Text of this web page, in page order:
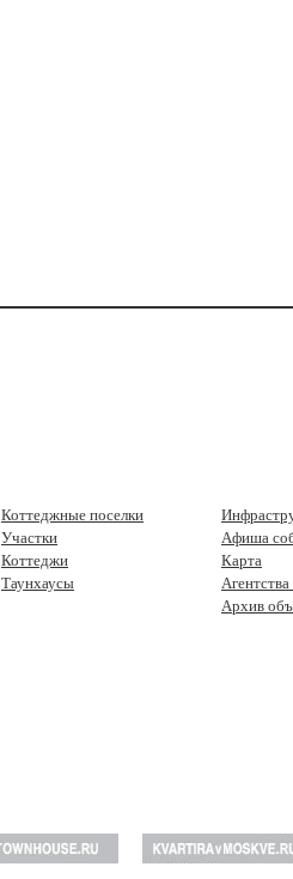
Коттеджные поселки
Участки
Коттеджи
Таунхаусы
Афиша
Карта
Архив